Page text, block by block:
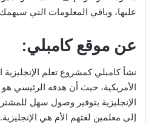
عليها، وباقي المعلومات التي سيهمك
عن موقع كامبلي:
نشأ كامبلي كمشروع تعلم الإنجليزية
الأمريكية، حيث أن هدفه الرئيسي
الإنجليزية بتوفير وصول سهل
إلى معلمين لغتهم الأم هي